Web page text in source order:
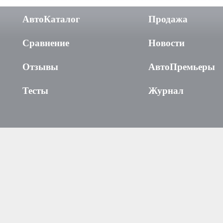
АвтоКаталог
Сравнение
Отзывы
Тесты
Продажа
Новости
АвтоПремьеры
Журнал